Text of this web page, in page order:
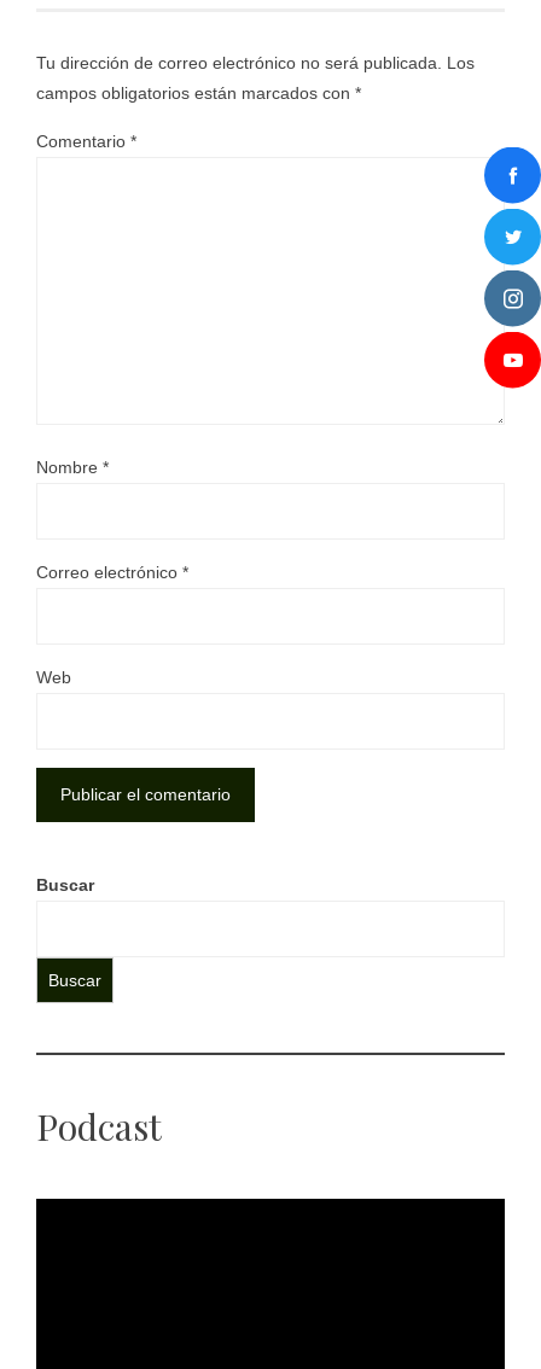
Tu dirección de correo electrónico no será publicada. Los
campos obligatorios están marcados con *
Comentario *
Nombre *
Correo electrónico *
Web
Buscar
Buscar
Podcast